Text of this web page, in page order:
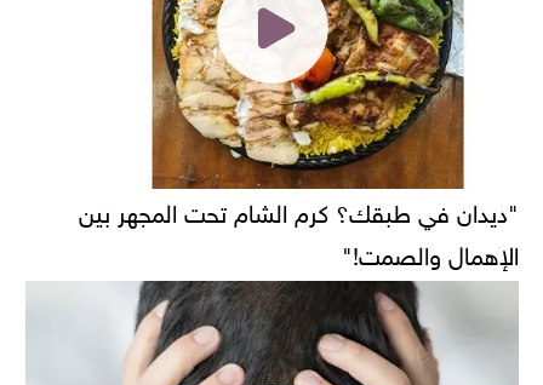
"ديدان في طبقك؟ كرم الشام تحت المجهر بين
الإهمال والصمت!"